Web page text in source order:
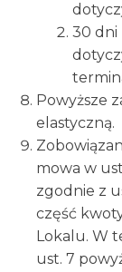
30 dni
Powyższe
elastyczną.
mowa w
zgodnie z
część
Lokalu. W
ust. 7